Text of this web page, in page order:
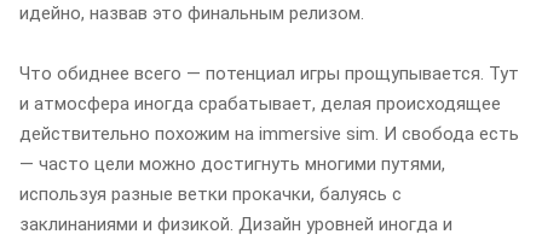
идейно, назвав это финальным релизом.
Что обиднее всего — потенциал игры прощупывается. Тут
и атмосфера иногда срабатывает, делая происходящее
действительно похожим на immersive sim. И свобода есть
— часто цели можно достигнуть многими путями,
используя разные ветки прокачки, балуясь с
заклинаниями и физикой. Дизайн уровней иногда и